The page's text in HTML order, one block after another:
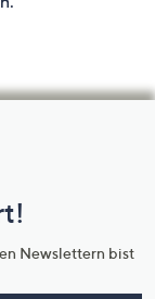
Newslettern bist